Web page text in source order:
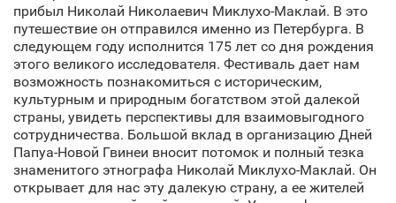
прибыл Николай Николаевич Миклухо-Маклай. В это
путешествие он отправился именно из Петербурга. В
следующем году исполнится 175 лет со дня рождения
этого великого исследователя. Фестиваль дает нам
возможность познакомиться с историческим,
культурным и природным богатством этой далекой
страны, увидеть перспективы для взаимовыгодного
сотрудничества. Большой вклад в организацию Дней
Папуа-Новой Гвинеи вносит потомок и полный тезка
знаменитого этнографа Николай Миклухо-Маклай. Он
открывает для нас эту далекую страну, а ее жителей